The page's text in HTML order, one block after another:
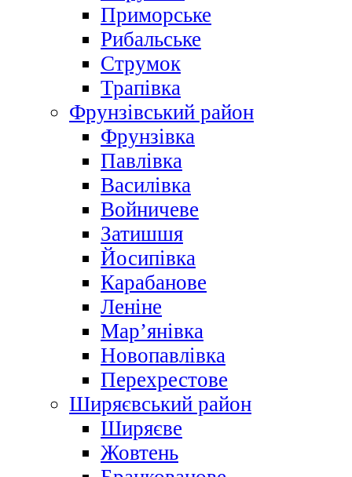
Приморське
Рибальське
Струмок
Трапівка
Фрунзівський район
Фрунзівка
Павлівка
Василівка
Войничеве
Затишшя
Йосипівка
Карабанове
Леніне
Мар’янівка
Новопавлівка
Перехрестове
Ширяєвський район
Ширяєве
Жовтень